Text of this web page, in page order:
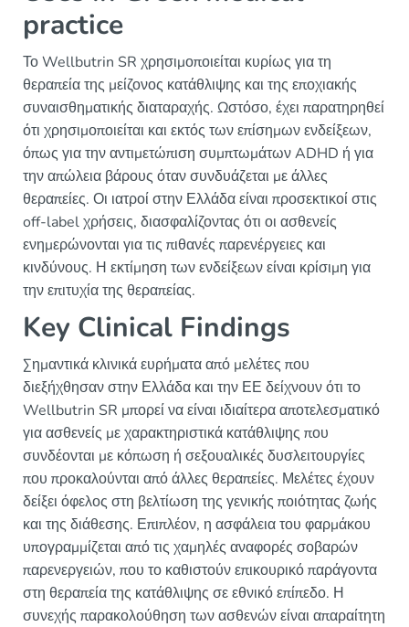
practice
Το Wellbutrin SR χρησιμοποιείται κυρίως για τη
θεραπεία της μείζονος κατάθλιψης και της εποχιακής
συναισθηματικής διαταραχής. Ωστόσο, έχει παρατηρηθεί
ότι χρησιμοποιείται και εκτός των επίσημων ενδείξεων,
όπως για την αντιμετώπιση συμπτωμάτων ADHD ή για
την απώλεια βάρους όταν συνδυάζεται με άλλες
θεραπείες. Οι ιατροί στην Ελλάδα είναι προσεκτικοί στις
off-label χρήσεις, διασφαλίζοντας ότι οι ασθενείς
ενημερώνονται για τις πιθανές παρενέργειες και
κινδύνους. Η εκτίμηση των ενδείξεων είναι κρίσιμη για
την επιτυχία της θεραπείας.
Key Clinical Findings
Σημαντικά κλινικά ευρήματα από μελέτες που
διεξήχθησαν στην Ελλάδα και την ΕΕ δείχνουν ότι το
Wellbutrin SR μπορεί να είναι ιδιαίτερα αποτελεσματικό
για ασθενείς με χαρακτηριστικά κατάθλιψης που
συνδέονται με κόπωση ή σεξουαλικές δυσλειτουργίες
που προκαλούνται από άλλες θεραπείες. Μελέτες έχουν
δείξει όφελος στη βελτίωση της γενικής ποιότητας ζωής
και της διάθεσης. Επιπλέον, η ασφάλεια του φαρμάκου
υπογραμμίζεται από τις χαμηλές αναφορές σοβαρών
παρενεργειών, που το καθιστούν επικουρικό παράγοντα
στη θεραπεία της κατάθλιψης σε εθνικό επίπεδο. Η
συνεχής παρακολούθηση των ασθενών είναι απαραίτητη